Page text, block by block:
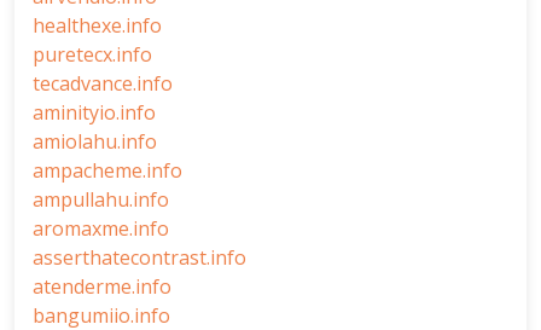
healthexe.info
puretecx.info
tecadvance.info
aminityio.info
amiolahu.info
ampacheme.info
ampullahu.info
aromaxme.info
asserthatecontrast.info
atenderme.info
bangumiio.info